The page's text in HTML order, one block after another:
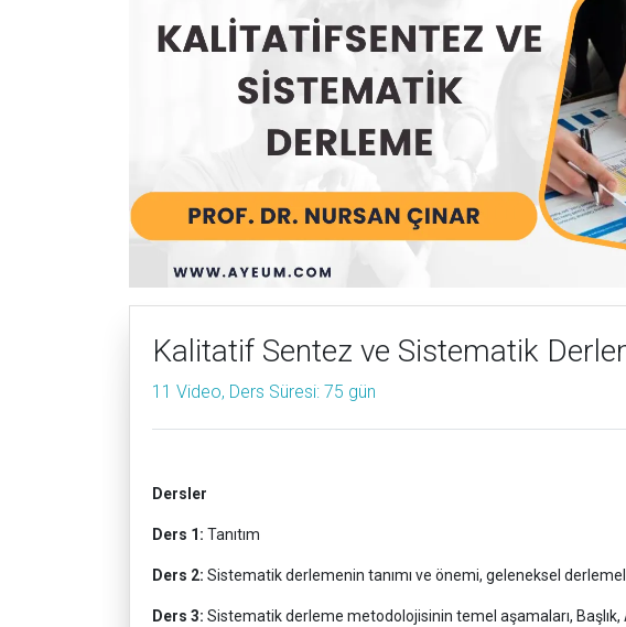
Kalitatif Sentez ve Sistematik
11 Video, Ders Süresi: 75 gün
Dersler
Ders 1: Tanıtım
Ders 2: Sistematik derlemenin tanımı ve önemi, geleneksel
Ders 3: Sistematik derleme metodolojisinin temel aşamaları, Başlık,